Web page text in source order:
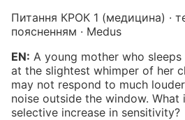
Питання КРОК 1 (медицина) ·
поясненням · Medus
EN: A young mother who
at the slightest whimper of her
may not respond to much
noise outside the window. What
selective increase in sensitivity?